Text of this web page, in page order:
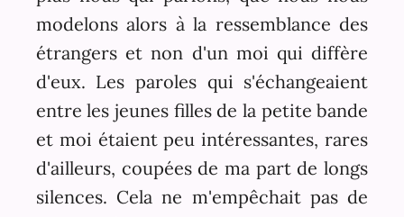
modelons alors à la ressemblance des
étrangers et non d'un moi qui diffère
d'eux. Les paroles qui s'échangeaient
entre les jeunes filles de la petite bande
et moi étaient peu intéressantes, rares
d'ailleurs, coupées de ma part de longs
silences. Cela ne m'empêchait pas de